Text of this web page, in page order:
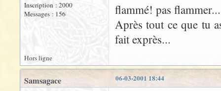
Inscription : 2000
Messages : 156
flammé! pas flammer...
Après tout ce que tu
fait exprès...
Hors ligne
06-03-2001 18:44
Samsagace